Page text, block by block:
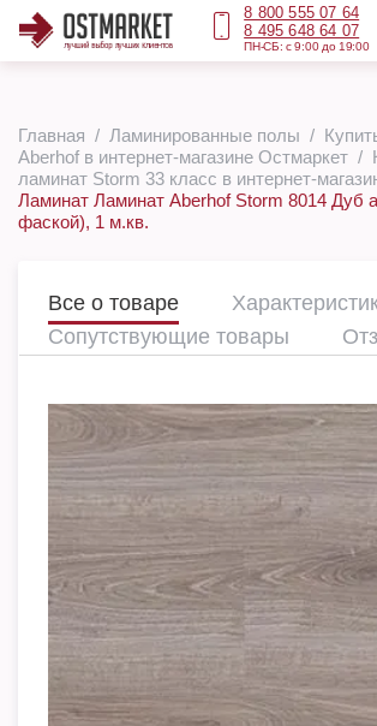
8 800 555 07 64
8 495 648 64 07
ПН-СБ: с 9:00 до 19:00
Главная Ламинированные полы
Aberhof в интернет-магазине Остмаркет
ламинат Storm 33 класс в интернет-
Ламинат Ламинат Aberhof Storm 8014 Дуб
фаской), 1 м.кв.
Все о товаре
Сопутствующие товары